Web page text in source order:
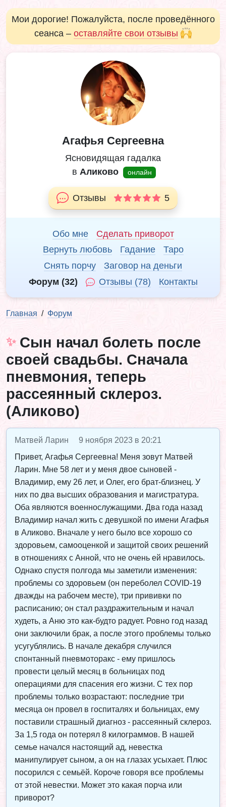
Мои дорогие! Пожалуйста, после проведённого
сеанса – оставляйте свои отзывы
Агафья Сергеевна
Ясновидящая гадалка
в Аликово онлайн
Отзывы 5
Обо мне
Сделать приворот
Вернуть любовь
Гадание
Таро
Снять порчу
Заговор на деньги
Форум (32)
Отзывы (78) Контакты
Главная Форум
Сын начал болеть после
своей свадьбы. Сначала
пневмония, теперь
рассеянный склероз.
(Аликово)
Матвей Ларин
9 ноября 2023 в 20:21
Привет, Агафья Сергеевна! Меня зовут Матвей
Ларин. Мне 58 лет и у меня двое сыновей -
Владимир, ему 26 лет, и Олег, его брат-близнец. У
них по два высших образования и магистратура.
Оба являются военнослужащими. Два года назад
Владимир начал жить с девушкой по имени Агафья
в Аликово. Вначале у него было все хорошо со
здоровьем, самооценкой и защитой своих решений
в отношениях с Анной, что не очень ей нравилось.
Однако спустя полгода мы заметили изменения:
проблемы со здоровьем (он переболел COVID-19
дважды на рабочем месте), три прививки по
расписанию; он стал раздражительным и начал
худеть, а Аню это как-будто радует. Ровно год назад
они заключили брак, а после этого проблемы только
усугублялись. В начале декабря случился
спонтанный пневмоторакс - ему пришлось
провести целый месяц в больницах под
операциями для спасения его жизни. С тех пор
проблемы только возрастают: последние три
месяца он провел в госпиталях и больницах, ему
поставили страшный диагноз - рассеянный склероз.
За 1,5 года он потерял 8 килограммов. В нашей
семье начался настоящий ад, невестка
манипулирует сыном, а он на глазах усыхает. Плюс
посорился с семьёй. Короче говоря все проблемы
от этой невестки. Может это какая порча или
приворот?